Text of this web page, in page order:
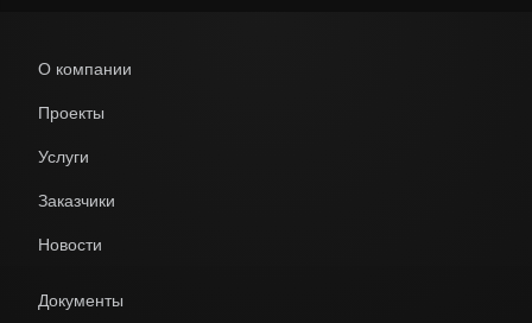
О компании
Проекты
Услуги
Заказчики
Новости
Документы